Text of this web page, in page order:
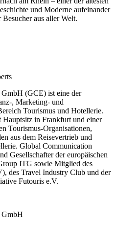
und Moderne aufeinander
aus aller Welt.
(GCE) ist eine der
, Marketing- und
Tourismus und Hotellerie.
in Frankfurt und einer
Tourismus-Organisationen,
aus dem Reisevertrieb und
Global Communication
Gesellschafter der europäischen
ITG sowie Mitglied des
des Travel Industry Club und der
Futouris e.V.
GmbH